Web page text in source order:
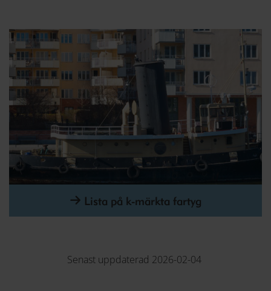
Lista på k-märkta fartyg
Senast uppdaterad 2026-02-04